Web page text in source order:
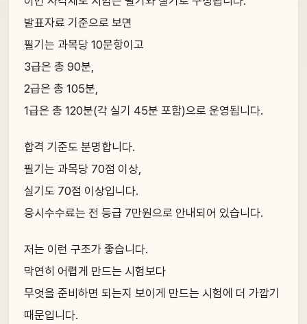
발표자료 기준으로 보면
필기는 과목당 10문항이고
3급은 총 90분,
2급은 총 105분,
1급은 총 120분(각 실기 45분 포함)으로 운영됩니다.
합격 기준도 분명합니다.
필기는 과목당 70점 이상,
실기도 70점 이상입니다.
응시수수료는 전 등급 7만원으로 안내되어 있습니다.
저는 이런 구조가 좋습니다.
막연히 어렵게 만드는 시험보다
무엇을 준비하면 되는지 보이게 만드는 시험에 더 가깝기
때문입니다.